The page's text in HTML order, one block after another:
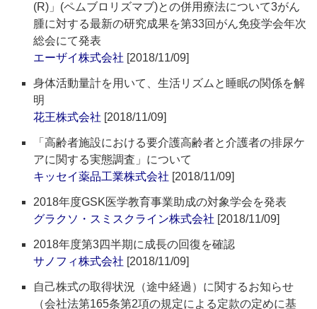
(R)」(ペムブロリズマブ)との併用療法について3がん
腫に対する最新の研究成果を第33回がん免疫学会年次
総会にて発表
エーザイ株式会社 [2018/11/09]
身体活動量計を用いて、生活リズムと睡眠の関係を解
明
花王株式会社 [2018/11/09]
「高齢者施設における要介護高齢者と介護者の排尿ケ
アに関する実態調査」について
キッセイ薬品工業株式会社 [2018/11/09]
2018年度GSK医学教育事業助成の対象学会を発表
グラクソ・スミスクライン株式会社 [2018/11/09]
2018年度第3四半期に成長の回復を確認
サノフィ株式会社 [2018/11/09]
自己株式の取得状況（途中経過）に関するお知らせ
（会社法第165条第2項の規定による定款の定めに基